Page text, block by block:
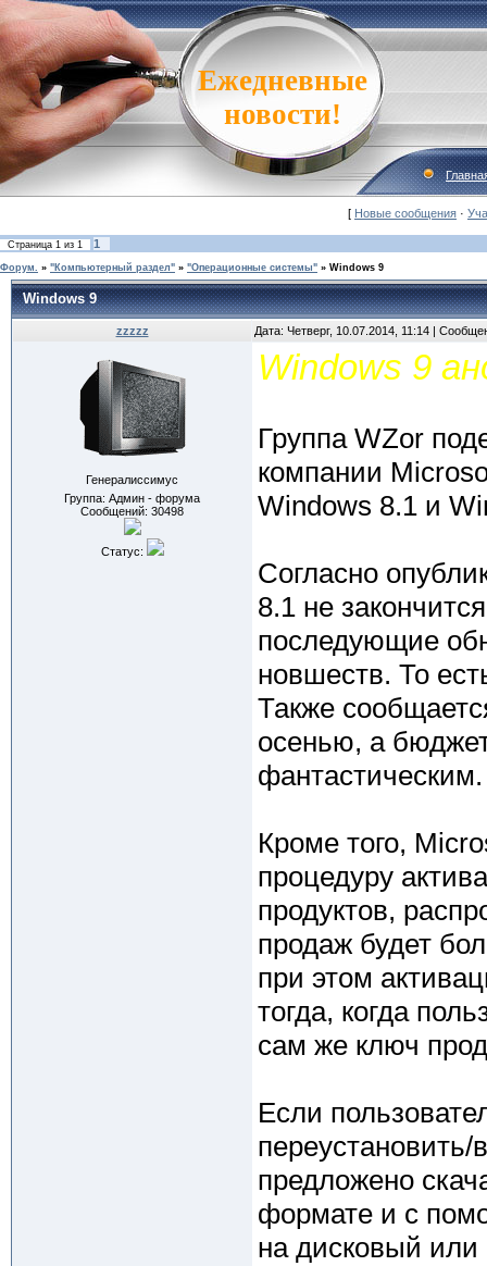
Ежедневные
новости!
[ Новые сообщения ·
Страница 1 из 1 1
Форум. » "Компьютерный раздел" » "Операционные системы" » Windows 9
Windows 9
zzzzz Дата: Четверг, 10.07.2014, 11:14 |
Генералиссимус
Группа: Админ - форума
Сообщений: 30498
Статус:
Windows 9
Группа WZor
компании
Windows 8.1 и
Согласно
8.1 не
последующие
новшеств. То
Также
осенью, а
фантастическим.
Кроме того,
процедуру
продуктов,
продаж будет
при этом
тогда, когда
сам же ключ
Если
переустановить/
предложено
формате и с
на дисковый